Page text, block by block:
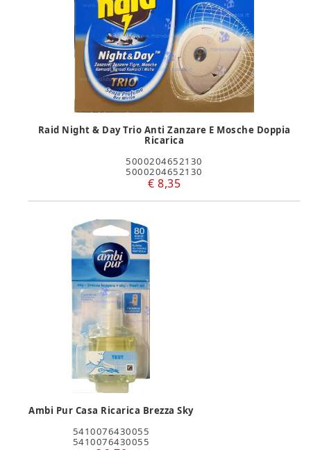
Raid Night & Day Trio Anti Zanzare E Mosche Doppia
Ricarica
5000204652130
5000204652130
€ 8,35
Ambi Pur Casa Ricarica Brezza Sky
5410076430055
5410076430055